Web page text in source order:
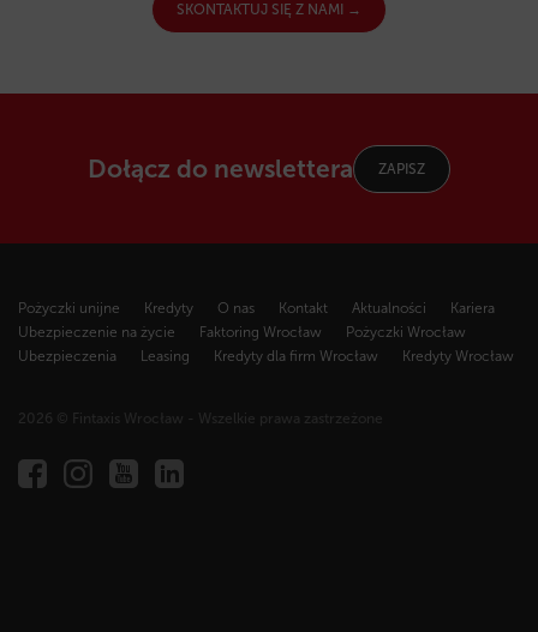
SKONTAKTUJ SIĘ Z NAMI →
Dołącz do newslettera ZAPISZ
Pożyczki unijne Kredyty O nas Kontakt Aktualności
Kariera
Ubezpieczenie na życie
Faktoring Wrocław
Pożyczki Wrocław
Ubezpieczenia
Leasing Kredyty dla firm Wrocław Kredyty Wrocław
2026 © Fintaxis Wrocław - Wszelkie prawa zastrzeżone